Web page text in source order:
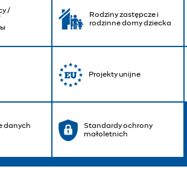
/
Rodziny zastępcze i
rodzinne domy dziecka
Projekty unijne
danych
Standardy ochrony
małoletnich